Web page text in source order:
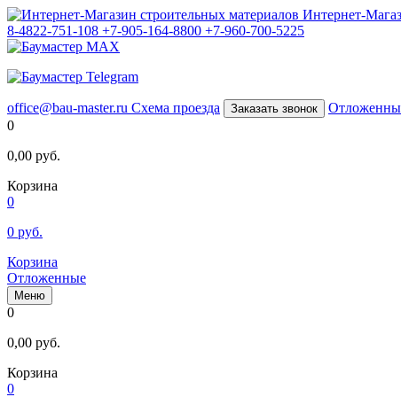
Интернет-
8-4822-751-108 +7-905-164-8800 +7-960-700-5225
office@bau-master.ru Схема проезда Заказать звонок
0
0,00 руб.
Корзина
0
0 руб.
Корзина
Отложенные
Меню
0
0,00 руб.
Корзина
0